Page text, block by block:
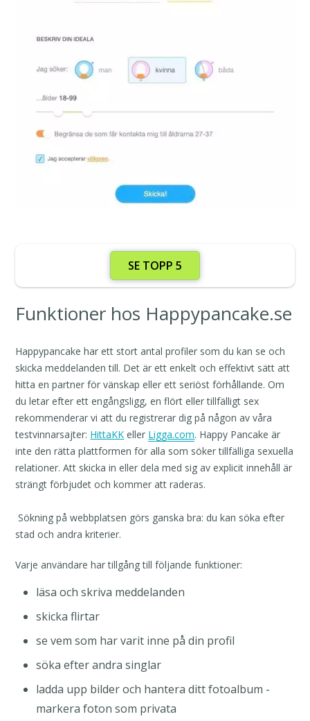
SE TOPP 5
Funktioner hos Happypancake.se
Happypancake har ett stort antal profiler som du kan se och
skicka meddelanden till. Det är ett enkelt och effektivt sätt att
hitta en partner för vänskap eller ett seriöst förhållande. Om
du letar efter ett engångsligg, en flört eller tillfälligt sex
rekommenderar vi att du registrerar dig på någon av våra
testvinnarsajter: HittaKK eller Ligga.com. Happy Pancake är
inte den rätta plattformen för alla som söker tillfälliga sexuella
relationer. Att skicka in eller dela med sig av explicit innehåll är
strängt förbjudet och kommer att raderas.
Sökning på webbplatsen görs ganska bra: du kan söka efter
stad och andra kriterier.
Varje användare har tillgång till följande funktioner:
läsa och skriva meddelanden
skicka flirtar
se vem som har varit inne på din profil
söka efter andra singlar
ladda upp bilder och hantera ditt fotoalbum -
markera foton som privata